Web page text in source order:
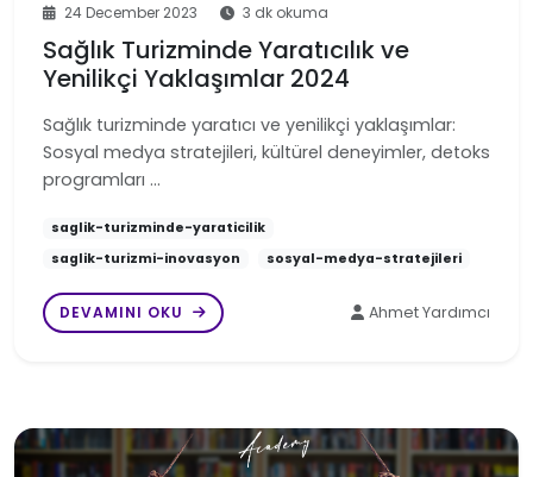
24 December 2023 3 dk okuma
Sağlık Turizminde Yaratıcılık ve
Yenilikçi Yaklaşımlar 2024
Sağlık turizminde yaratıcı ve yenilikçi yaklaşımlar:
Sosyal medya stratejileri, kültürel deneyimler, detoks
programları …
saglik-turizminde-yaraticilik
saglik-turizmi-inovasyon
sosyal-medya-stratejileri
DEVAMINI OKU Ahmet Yardımcı